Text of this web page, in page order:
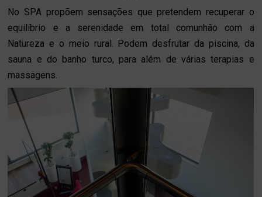
No SPA propõem sensações que pretendem recuperar o
equilíbrio e a serenidade em total comunhão com a
Natureza e o meio rural. Podem desfrutar da piscina, da
sauna e do banho turco, para além de várias terapias e
massagens.